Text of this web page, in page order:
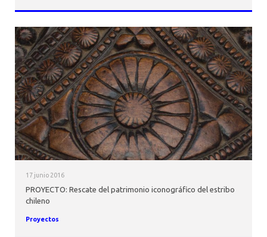
17 junio 2016
PROYECTO: Rescate del patrimonio iconográfico del estribo
chileno
Proyectos